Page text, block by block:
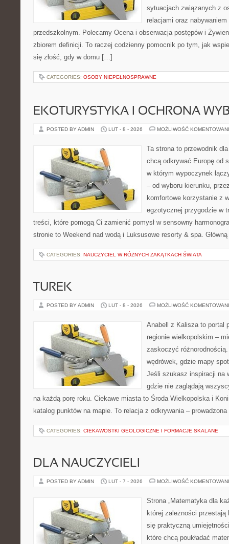
sytuacjach związanych z
relacjami oraz
przedszkolnym. Polecamy Ocena i obserwacja postępów i
zbiorem definicji. To raczej codzienny pomocnik po tym, jak
się złość, gdy w domu […]
CATEGORIES: OSOBY NIEPEŁNOSPRAWNE
EKOTURYSTYKA I OCHRONA
POSTED BY ADMIN LUT - 8 - 2026 MOŻLIWOŚĆ
Ta strona to przewodnik
chcą odkrywać Europę od
w którym wypoczynek
– od wyboru kierunku,
komfortowe korzystanie z
egzotycznej przygodzie w
treści, które pomogą Ci zamienić pomysł w sensowny
stronie to Weekend nad wodą i Luksusowe resorty & spa.
CATEGORIES: NAUCZYCIEL W RÓŻNYCH ZAKĄTKACH ŚWIATA
TUREK
POSTED BY ADMIN LUT - 8 - 2026 MOŻLIWOŚĆ
Anabell z Kalisza to portal
regionie wielkopolskim –
zaskoczyć
wędrówek, gdzie mapy
Jeśli szukasz inspiracji na
gdzie nie zaglądają
na każdą porę roku. Ciekawe miasta to Środa Wielkopolska i
katalog punktów na mapie. To relacja z odkrywania –
CATEGORIES: CIEKAWOSTKI GEOLOGICZNE I FORMACJE SKALANE
DLA NAUCZYCIELI
POSTED BY ADMIN LUT - 7 - 2026 MOŻLIWOŚĆ
Strona „Matematyka dla
której zależności
się praktyczną
które chcą poukładać